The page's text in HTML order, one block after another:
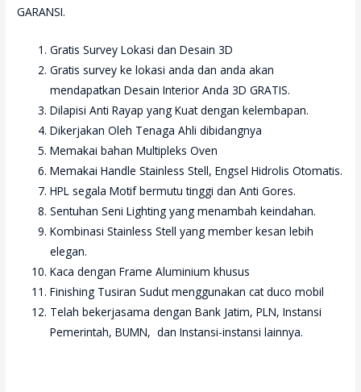
GARANSI.
Gratis Survey Lokasi dan Desain 3D
Gratis survey ke lokasi anda dan anda akan
mendapatkan Desain Interior Anda 3D GRATIS.
Dilapisi Anti Rayap yang Kuat dengan kelembapan.
Dikerjakan Oleh Tenaga Ahli dibidangnya
Memakai bahan Multipleks Oven
Memakai Handle Stainless Stell, Engsel Hidrolis Otomatis.
HPL segala Motif bermutu tinggi dan Anti Gores.
Sentuhan Seni Lighting yang menambah keindahan.
Kombinasi Stainless Stell yang member kesan lebih
elegan.
Kaca dengan Frame Aluminium khusus
Finishing Tusiran Sudut menggunakan cat duco mobil
Telah bekerjasama dengan Bank Jatim, PLN, Instansi
Pemerintah, BUMN, dan Instansi-instansi lainnya.